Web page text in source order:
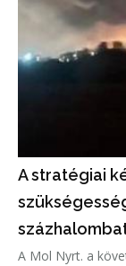
A stratégiai
A Mol Nyrt. a